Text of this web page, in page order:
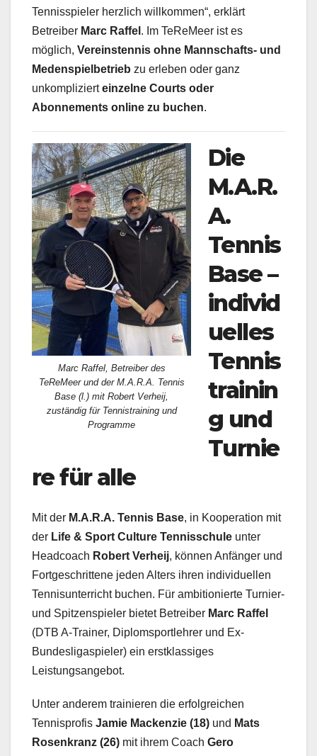
Tennisspieler herzlich willkommen“, erklärt
Betreiber Marc Raffel . Im TeReMeer ist es
möglich, Vereinstennis ohne Mannschafts- und
Medenspielbetrieb zu erleben oder ganz
unkomplizierteinzelne Courts oder
Abonnements online zu buchen.
Marc Raffel, Betreiber des
TeReMeer und der M.A.R.A. Tennis
Base (l.) mit Robert Verheij,
zuständig für Tennistraining und
Programme
Die
M.A.R.
A.
Tennis
Base –
individ
uelles
Tennis
trainin
g und
Turnie
re für alle
Mit der M.A.R.A. Tennis Base, in Kooperation mit
der Life & Sport Culture Tennisschule unter
Headcoach Robert Verheij, können Anfänger und
Fortgeschrittene jeden Alters ihren individuellen
Tennisunterricht buchen. Für ambitionierte Turnier-
und Spitzenspieler bietet Betreiber Marc Raffel
(DTB A-Trainer, Diplomsportlehrer und Ex-
Bundesligaspieler) ein erstklassiges
Leistungsangebot.
Unter anderem trainieren die erfolgreichen
Tennisprofis Jamie Mackenzie (18) und Mats
Rosenkranz (26) mit ihrem Coach Gero